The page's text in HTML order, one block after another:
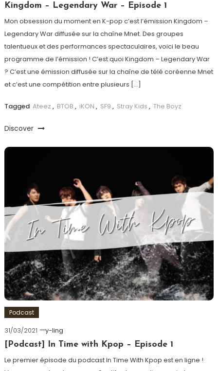
Kingdom – Legendary War – Episode 1
Mon obsession du moment en K-pop c’est l’émission Kingdom –
Legendary War diffusée sur la chaîne Mnet. Des groupes
talentueux et des performances spectaculaires, voici le beau
programme de l’émission ! C’est quoi Kingdom – Legendary War
? C’est une émission diffusée sur la chaîne de télé coréenne Mnet
et c’est une compétition entre plusieurs […]
Tagged Ateez , BTOB , iKON , SF9 , Stray Kids , The Boyz
Discover
Podcast
31/03/2021
y-ling
[Podcast] In Time with Kpop – Episode 1
Le premier épisode du podcast In Time With Kpop est en ligne !